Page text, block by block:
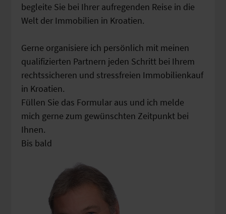
begleite Sie bei Ihrer aufregenden Reise in die
Welt der Immobilien in Kroatien.
Gerne organisiere ich persönlich mit meinen
qualifizierten Partnern jeden Schritt bei Ihrem
rechtssicheren und stressfreien Immobilienkauf
in Kroatien.
Füllen Sie das Formular aus und ich melde
mich gerne zum gewünschten Zeitpunkt bei
Ihnen.
Bis bald